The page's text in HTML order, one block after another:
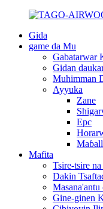
Gida
game da Mu
Gabatarwar
Gidan
Muhimman
Ayyuka
Zane
Epc
Mafita
Tsire-tsire
Dakin
Masana'antu
Gine-ginen